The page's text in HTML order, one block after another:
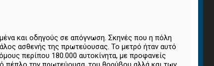
και οδηγούς σε απόγνωση. Σκηνές που η πόλη
ασθενής της πρωτεύουσας. Το μετρό ήταν αυτό
περίπου 180.000 αυτοκίνητα, με προφανείς